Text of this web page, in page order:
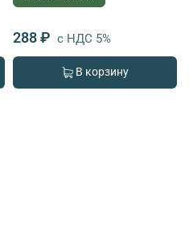
288 ₽ с НДС 5%
В корзину